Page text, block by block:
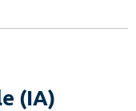
(IA)